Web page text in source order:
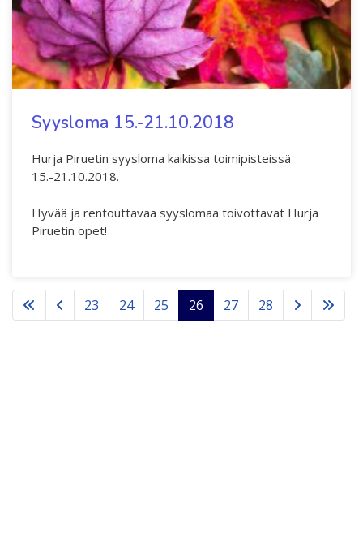
Syysloma 15.-21.10.2018
Hurja Piruetin syysloma kaikissa toimipisteissä
15.-21.10.2018.
Hyvää ja rentouttavaa syyslomaa toivottavat Hurja
Piruetin opet!
23 24 25 26 27 28